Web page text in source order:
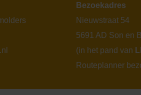
Bezoekadres
Nieuwstraat 54
5691 AD Son en
(in het pand van
Routeplanner